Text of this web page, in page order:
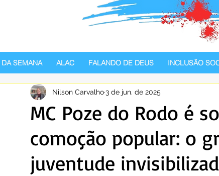
SEMANA ALAC FALANDO DE DEUS INCLUSÃO
MC Poze do Rodo é
comoção popular: o
juventude
Nilson Carvalho3 de jun. de 2025